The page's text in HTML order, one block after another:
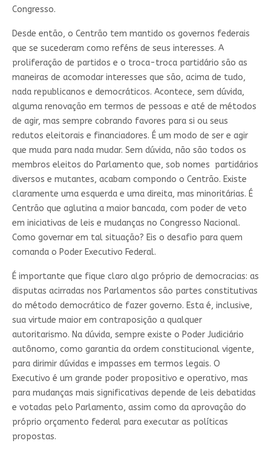
Congresso.
Desde então, o Centrão tem mantido os governos federais
que se sucederam como reféns de seus interesses. A
proliferação de partidos e o troca-troca partidário são as
maneiras de acomodar interesses que são, acima de tudo,
nada republicanos e democráticos. Acontece, sem dúvida,
alguma renovação em termos de pessoas e até de métodos
de agir, mas sempre cobrando favores para si ou seus
redutos eleitorais e financiadores. É um modo de ser e agir
que muda para nada mudar. Sem dúvida, não são todos os
membros eleitos do Parlamento que, sob nomes partidários
diversos e mutantes, acabam compondo o Centrão. Existe
claramente uma esquerda e uma direita, mas minoritárias. É
Centrão que aglutina a maior bancada, com poder de veto
em iniciativas de leis e mudanças no Congresso Nacional.
Como governar em tal situação? Eis o desafio para quem
comanda o Poder Executivo Federal.
É importante que fique claro algo próprio de democracias: as
disputas acirradas nos Parlamentos são partes constitutivas
do método democrático de fazer governo. Esta é, inclusive,
sua virtude maior em contraposição a qualquer
autoritarismo. Na dúvida, sempre existe o Poder Judiciário
autônomo, como garantia da ordem constitucional vigente,
para dirimir dúvidas e impasses em termos legais. O
Executivo é um grande poder propositivo e operativo, mas
para mudanças mais significativas depende de leis debatidas
e votadas pelo Parlamento, assim como da aprovação do
próprio orçamento federal para executar as políticas
propostas.